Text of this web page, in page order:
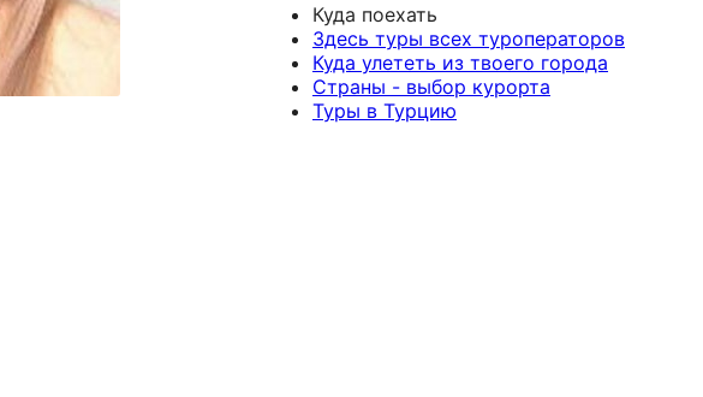
Куда поехать
Здесь туры всех туроператоров
Куда улететь из твоего города
Страны - выбор курорта
Туры в Турцию